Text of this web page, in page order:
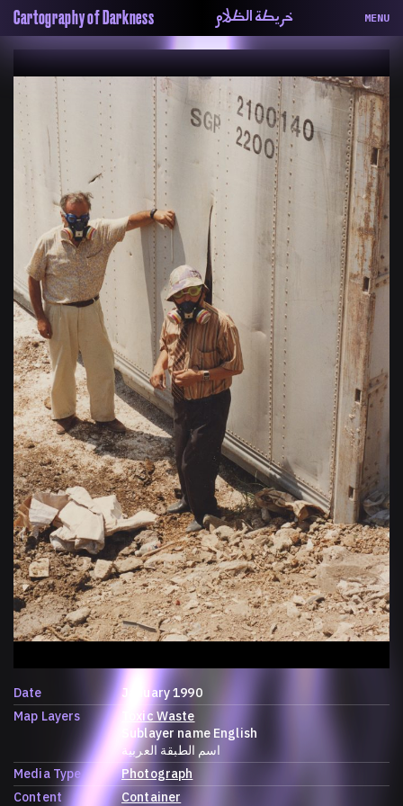
Cartography of Darkness خريطة الظلام MENU
Map
الخريطة
Periodical
السلسة
Repository
الحاوية
Contributors
المساهمين
Colophon
التختيم
Date
January 1990
Map Layers
Toxic Waste
Sublayer name English
اسم الطبقة العربية
Media Type
Photograph
Content
Container